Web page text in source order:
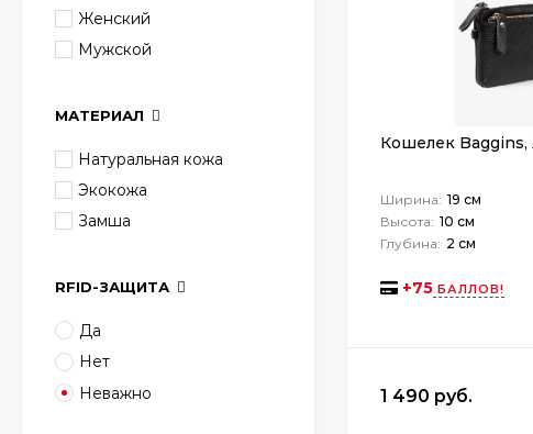
Кошелек
Ширина: 19 см
Высота: 10 см
Глубина: 2 см
+75 БАЛЛОВ!
1 490 руб.
Женский
Мужской
МАТЕРИАЛ
Натуральная кожа
Экокожа
Замша
RFID-ЗАЩИТА
Да
Нет
Неважно